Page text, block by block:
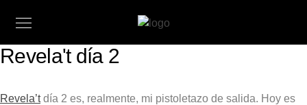
Revela't día 2
Revela’tdía 2 es, realmente, mi pistoletazo de salida. Hoy es